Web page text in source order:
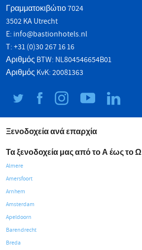
Γραμματοκιβώτιο 7024
3502 KA Utrecht
E: info@bastionhotels.nl
T: +31 (0)30 267 16 16
Αριθμός BTW: NL804546654B01
Αριθμός KvK: 20081363
Ξενοδοχεία ανά επαρχία
Τα ξενοδοχεία μας από το Α έως το Ω
Almere
Amersfoort
Arnhem
Amsterdam
Apeldoorn
Barendrecht
Breda